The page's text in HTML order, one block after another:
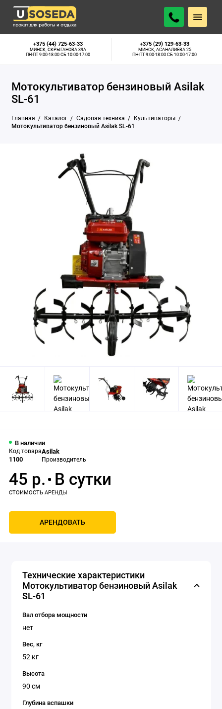
+375 (44) 725-63-33
МИНСК, СКРЫГАНОВА 39А
ПН-ПТ 9:00-18:00 СБ 10:00-17:00
+375 (29) 129-63-33
МИНСК, АСАНАЛИЕВА 25
ПН-ПТ 9:00-18:00 СБ 10:00-17:00
Мотокультиватор бензиновый Asilak
SL-61
Главная Каталог Садовая техника
Культиваторы
Мотокультиватор бензиновый Asilak SL-61
В наличии
Код товара
1100
Asilak
Производитель
45 р.
АРЕНДОВАТЬ
Технические характеристики
Мотокультиватор бензиновый Asilak
SL-61
Вал отбора мощности
нет
Вес, кг
52 кг
Высота
90 см
Глубина вспашки
В наличии
В СУТКИ